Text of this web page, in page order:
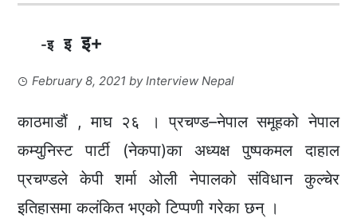
-इ इ इ+
February 8, 2021 byInterview Nepal
काठमाडौं , माघ २६ । प्रचण्ड–नेपाल समूहको नेपाल
कम्युनिस्ट पार्टी (नेकपा)का अध्यक्ष पुष्पकमल दाहाल
प्रचण्डले केपी शर्मा ओली नेपालको संविधान कुल्चेर
इतिहासमा कलंकित भएको टिप्पणी गरेका छन् ।